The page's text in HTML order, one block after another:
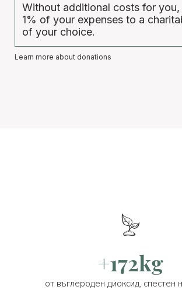
Without additional costs for
1% of your expenses to a
of your choice.
Learn more about donations
+172kg
от въглероден диоксид, спестен